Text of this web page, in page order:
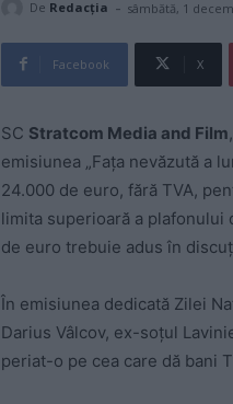
De Redacţia - sâmbătă, 1
Facebook X
SC Stratcom Media and Film
emisiunea „Faţa nevăzută a
24.000 de euro, fără TVA,
limita superioară a plafonului
de euro trebuie adus în
În emisiunea dedicată Zilei
Darius Vâlcov, ex-soţul
periat-o pe cea care dă bani